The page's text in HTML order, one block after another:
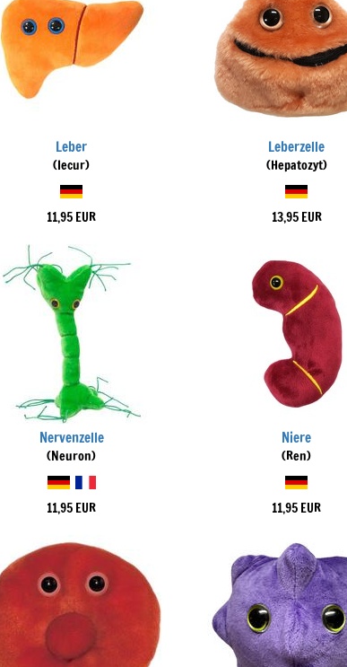
Leber
(Iecur)
11,95 EUR
Leberzelle
(Hepatozyt)
13,95 EUR
Nervenzelle
(Neuron)
11,95 EUR
Niere
(Ren)
11,95 EUR